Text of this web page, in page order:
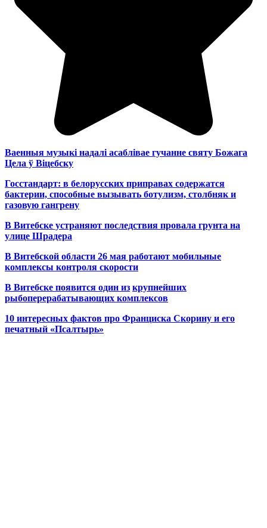
Ваенныя музыкі надалі асаблівае гучанне святу Божага
Цела ў Віцебску
Госстандарт: в белорусских приправах содержатся
бактерии, способные вызывать ботулизм, столбняк и
газовую гангрену
В Витебске устраняют последствия провала грунта на
улице Шрадера
В Витебской области 26 мая работают мобильные
комплексы контроля скорости
В Витебске появится один из крупнейших
рыбоперерабатывающих комплексов
10 интересных фактов про Франциска Скорину и его
печатный «Псалтырь»